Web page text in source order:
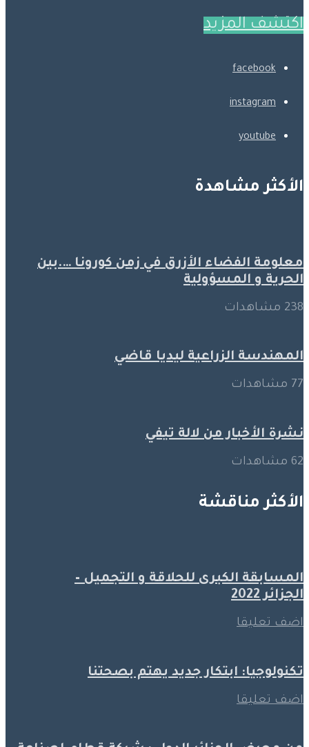
اكتشف المزيد
facebook
instagram
youtube
الأكثر مشاهدة
معلومة الفضاء الأزرق في زمن كورونا ….بين
الحرية و المسؤولية
238 مشاهدات
المهندسة الزراعية ليديا قاضي
77 مشاهدات
نشرة الأخبار من لالة تيفي
62 مشاهدات
الأكثر مناقشة
المسابقة الكبرى للحلاقة و التجميل –
الجزائر 2022
اضف تعليقا
تكنولوجيا: ابتكار جديد يهتم بصحتنا
اضف تعليقا